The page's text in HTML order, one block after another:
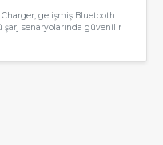
gelişmiş Bluetooth
şarj senaryolarında güvenilir